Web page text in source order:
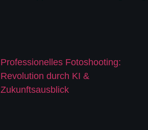
Professionelles Fotoshooting:
Revolution durch KI &
Zukunftsausblick